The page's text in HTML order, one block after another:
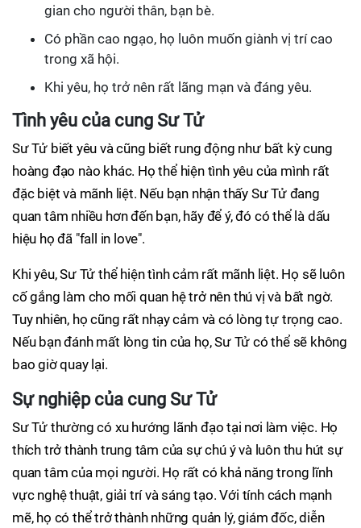
gian cho người thân, bạn bè.
Có phần cao ngạo, họ luôn muốn giành vị trí cao
trong xã hội.
Khi yêu, họ trở nên rất lãng mạn và đáng yêu.
Tình yêu của cung Sư Tử
Sư Tử biết yêu và cũng biết rung động như bất kỳ cung
hoàng đạo nào khác. Họ thể hiện tình yêu của mình rất
đặc biệt và mãnh liệt. Nếu bạn nhận thấy Sư Tử đang
quan tâm nhiều hơn đến bạn, hãy để ý, đó có thể là dấu
hiệu họ đã "fall in love".
Khi yêu, Sư Tử thể hiện tình cảm rất mãnh liệt. Họ sẽ luôn
cố gắng làm cho mối quan hệ trở nên thú vị và bất ngờ.
Tuy nhiên, họ cũng rất nhạy cảm và có lòng tự trọng cao.
Nếu bạn đánh mất lòng tin của họ, Sư Tử có thể sẽ không
bao giờ quay lại.
Sự nghiệp của cung Sư Tử
Sư Tử thường có xu hướng lãnh đạo tại nơi làm việc. Họ
thích trở thành trung tâm của sự chú ý và luôn thu hút sự
quan tâm của mọi người. Họ rất có khả năng trong lĩnh
vực nghệ thuật, giải trí và sáng tạo. Với tính cách mạnh
mẽ, họ có thể trở thành những quản lý, giám đốc, diễn